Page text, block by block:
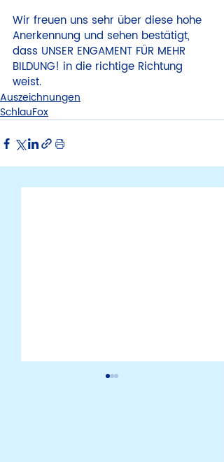
Wir freuen uns sehr über diese hohe
Anerkennung und sehen bestätigt,
dass UNSER ENGAMENT FÜR MEHR
BILDUNG! in die richtige Richtung
weist.
Auszeichnungen
SchlauFox